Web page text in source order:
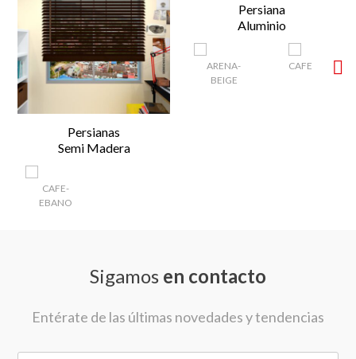
Persianas
Semi Madera
Persiana
Aluminio
Sigamos en contacto
Entérate de las últimas novedades y tendencias